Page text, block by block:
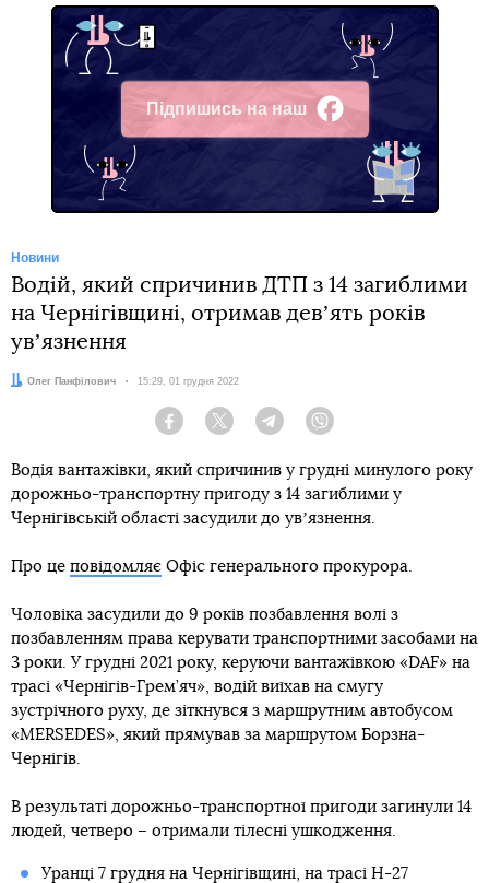
Підпишись на наш
Facebook
Новини
Водій, який спричинив ДТП з 14 загиблими
на Чернігівщині, отримав девʼять років
увʼязнення
Автор:
Олег Панфілович Дата:
15:29, 01 грудня 2022
Facebook Twitter Telegram
Водія вантажівки, який спричинив у грудні минулого року
дорожньо-транспортну пригоду з 14 загиблими у
Чернігівській області засудили до увʼязнення.
Про це повідомляє Офіс генерального прокурора.
Чоловіка засудили до 9 років позбавлення волі з
позбавленням права керувати транспортними засобами на
3 роки. У грудні 2021 року, керуючи вантажівкою «DAF» на
трасі «Чернігів-Грем’яч», водій виїхав на смугу
зустрічного руху, де зіткнувся з маршрутним автобусом
«MERSEDES», який прямував за маршрутом Борзна-
Чернігів.
В результаті дорожньо-транспортної пригоди загинули 14
людей, четверо – отримали тілесні ушкодження.
Уранці 7 грудня на Чернігівщині, на трасі Н-27